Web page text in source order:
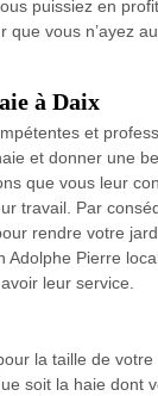
puissiez en
vous n’ayez
à Daix
et
et donner une
que vous leur
travail. Par
rendre votre
Pierre
leur service.
la taille de
soit la haie dont